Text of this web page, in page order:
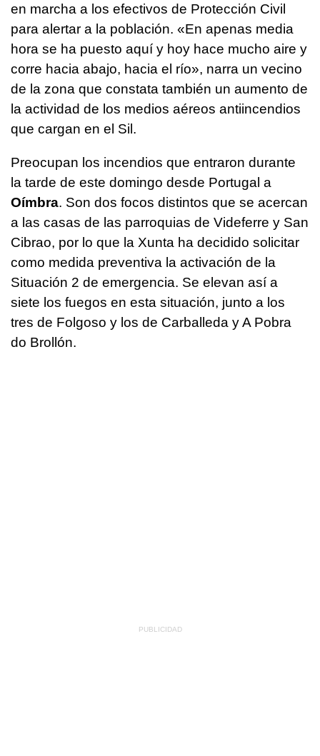
en marcha a los efectivos de Protección Civil
para alertar a la población. «En apenas media
hora se ha puesto aquí y hoy hace mucho aire y
corre hacia abajo, hacia el río», narra un vecino
de la zona que constata también un aumento de
la actividad de los medios aéreos antiincendios
que cargan en el Sil.
Preocupan los incendios que entraron durante
la tarde de este domingo desde Portugal a
Oímbra. Son dos focos distintos que se acercan
a las casas de las parroquias de Videferre y San
Cibrao, por lo que la Xunta ha decidido solicitar
como medida preventiva la activación de la
Situación 2 de emergencia. Se elevan así a
siete los fuegos en esta situación, junto a los
tres de Folgoso y los de Carballeda y A Pobra
do Brollón.